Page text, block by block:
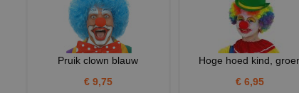
Pruik clown blauw
€ 9,75
Hoge hoed kind,
€ 6,95